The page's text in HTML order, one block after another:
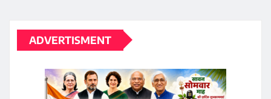
ADVERTISMENT